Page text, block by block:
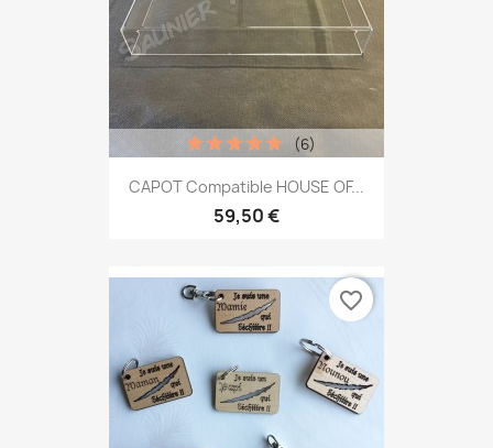
CAPOT Compatible HOUSE OF...
59,50 €
(6)
favorite_border